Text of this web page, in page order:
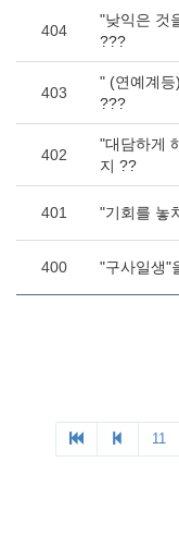
404
"낮익은 것
???
403
" (연예계
???
402
"대담하게
지 ??
401 "기회를 놓
400 "구사일생"
11